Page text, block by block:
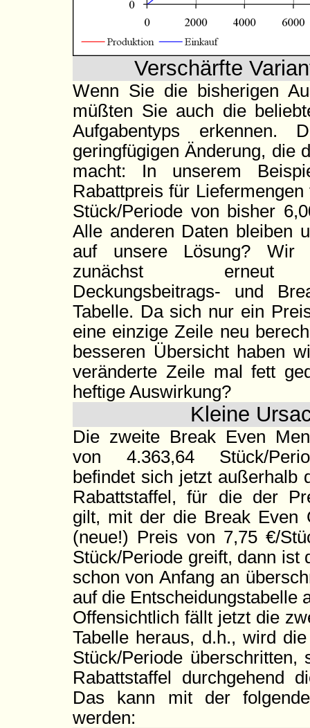
Verschärfte
Wenn Sie die bisherigen
müßten Sie auch die
Aufgabentyps erkennen.
geringfügigen Änderung, die
macht: In unserem
Rabattpreis für
Stück/Periode von bisher
Alle anderen Daten bleiben
auf unsere Lösung? Wir
zunächst
Deckungsbeitrags- und
Tabelle. Da sich nur ein
eine einzige Zeile neu
besseren Übersicht haben
veränderte Zeile mal fett
heftige Auswirkung?
Kleine
Die zweite Break Even
von 4.363,64 Stück/
befindet sich jetzt außerhalb
Rabattstaffel, für die der
gilt, mit der die Break Even
(neue!) Preis von 7,75 €/
Stück/Periode greift, dann ist
schon von Anfang an
auf die Entscheidungstabelle
Offensichtlich fällt jetzt die
Tabelle heraus, d.h., wird
Stück/Periode
Rabattstaffel durchgehend
Das kann mit der
werden: